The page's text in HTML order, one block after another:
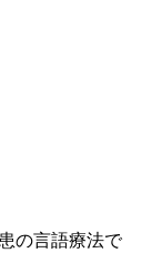
の言語療法で